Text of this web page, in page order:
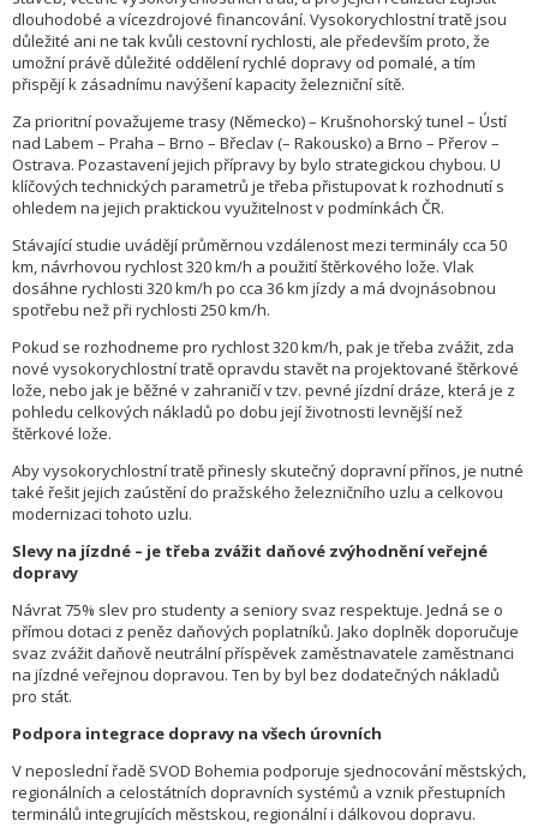
dlouhodobé a vícezdrojové financování. Vysokorychlostní tratě jsou
důležité ani ne tak kvůli cestovní rychlosti, ale především proto, že
umožní právě důležité oddělení rychlé dopravy od pomalé, a tím
přispějí k zásadnímu navýšení kapacity železniční sítě.
Za prioritní považujeme trasy (Německo) – Krušnohorský tunel – Ústí
nad Labem – Praha – Brno – Břeclav (– Rakousko) a Brno – Přerov –
Ostrava. Pozastavení jejich přípravy by bylo strategickou chybou. U
klíčových technických parametrů je třeba přistupovat k rozhodnutí s
ohledem na jejich praktickou využitelnost v podmínkách ČR.
Stávající studie uvádějí průměrnou vzdálenost mezi terminály cca 50
km, návrhovou rychlost 320 km/h a použití štěrkového lože. Vlak
dosáhne rychlosti 320 km/h po cca 36 km jízdy a má dvojnásobnou
spotřebu než při rychlosti 250 km/h.
Pokud se rozhodneme pro rychlost 320 km/h, pak je třeba zvážit, zda
nové vysokorychlostní tratě opravdu stavět na projektované štěrkové
lože, nebo jak je běžné v zahraničí v tzv. pevné jízdní dráze, která je z
pohledu celkových nákladů po dobu její životnosti levnější než
štěrkové lože.
Aby vysokorychlostní tratě přinesly skutečný dopravní přínos, je nutné
také řešit jejich zaústění do pražského železničního uzlu a celkovou
modernizaci tohoto uzlu.
Slevy na jízdné – je třeba zvážit daňové zvýhodnění veřejné
dopravy
Návrat 75% slev pro studenty a seniory svaz respektuje. Jedná se o
přímou dotaci z peněz daňových poplatníků. Jako doplněk doporučuje
svaz zvážit daňově neutrální příspěvek zaměstnavatele zaměstnanci
na jízdné veřejnou dopravou. Ten by byl bez dodatečných nákladů
pro stát.
Podpora integrace dopravy na všech úrovních
V neposlední řadě SVOD Bohemia podporuje sjednocování městských,
regionálních a celostátních dopravních systémů a vznik přestupních
terminálů integrujících městskou, regionální i dálkovou dopravu.